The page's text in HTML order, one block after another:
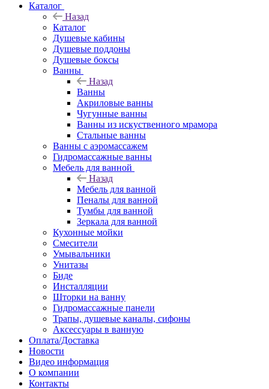
Каталог
Назад
Каталог
Душевые кабины
Душевые поддоны
Душевые боксы
Ванны
Назад
Ванны
Акриловые ванны
Чугунные ванны
Ванны из искуственного мрамора
Стальные ванны
Ванны с аэромассажем
Гидромассажные ванны
Мебель для ванной
Назад
Мебель для ванной
Пеналы для ванной
Тумбы для ванной
Зеркала для ванной
Кухонные мойки
Смесители
Умывальники
Унитазы
Биде
Инсталляции
Шторки на ванну
Гидромассажные панели
Трапы, душевые каналы, сифоны
Аксессуары в ванную
Оплата/Доставка
Новости
Видео информация
О компании
Контакты